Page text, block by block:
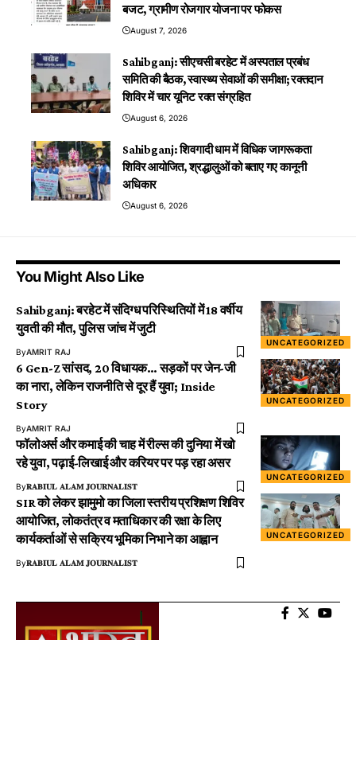
बजट, ग्रामीण रोजगार योजना पर फोकस
August 7, 2026
Sahibganj: सीएचसी बरहेट में अस्पताल प्रबंध
समिति की बैठक, स्वास्थ्य सेवाओं की समीक्षा; रक्तदान
शिविर में चार यूनिट रक्त संग्रहित
August 6, 2026
Sahibganj: शिवगादी धाम में विधिक जागरूकता
शिविर आयोजित, श्रद्धालुओं को बताए गए कानूनी
अधिकार
August 6, 2026
You Might Also Like
UNCATEGORIZED
Sahibganj: बरहेट में संदिग्ध परिस्थितियों में 18 वर्षीय
युवती की मौत, पुलिस जांच में जुटी
ByAMRIT RAJ
UNCATEGORIZED
6 Gen-Z सांसद, 20 विधायक… सड़कों पर जेन-जी
का नारा, लेकिन राजनीति से दूर हैं युवा; Inside
Story
ByAMRIT RAJ
UNCATEGORIZED
फॉलोअर्स और कमाई की चाह में रील्स की दुनिया में खो
रहे युवा, पढ़ाई-लिखाई और करियर पर पड़ रहा असर
By𝐑𝐀𝐁𝐈𝐔𝐋 𝐀𝐋𝐀𝐌 𝐉𝐎𝐔𝐑𝐍𝐀𝐋𝐈𝐒𝐓
UNCATEGORIZED
SIR को लेकर झामुमो का जिला स्तरीय प्रशिक्षण शिविर
आयोजित, लोकतंत्र व मताधिकार की रक्षा के लिए
कार्यकर्ताओं से सक्रिय भूमिका निभाने का आह्वान
By𝐑𝐀𝐁𝐈𝐔𝐋 𝐀𝐋𝐀𝐌 𝐉𝐎𝐔𝐑𝐍𝐀𝐋𝐈𝐒𝐓